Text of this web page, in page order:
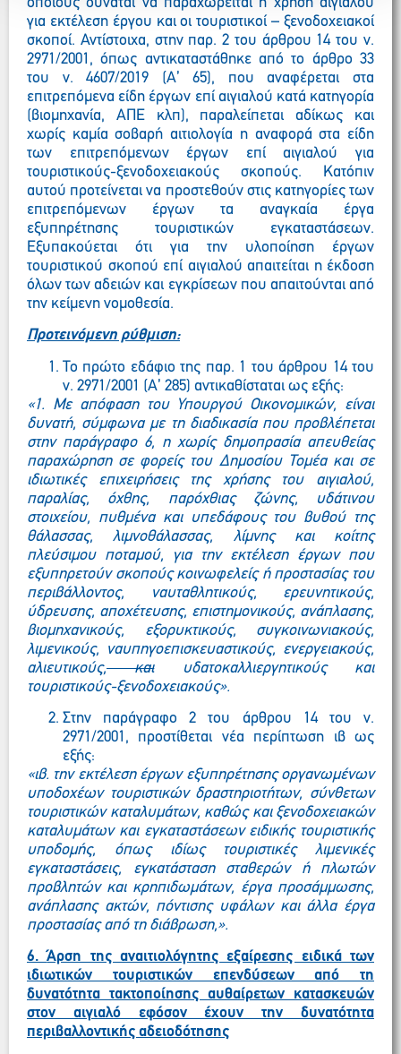
για εκτέλεση έργου και οι τουριστικοί – ξενοδοχειακοί
σκοποί. Αντίστοιχα, στην παρ. 2 του άρθρου 14 του ν.
2971/2001, όπως αντικαταστάθηκε από το άρθρο 33
του ν. 4607/2019 (Α’ 65), που αναφέρεται στα
επιτρεπόμενα είδη έργων επί αιγιαλού κατά κατηγορία
(βιομηχανία, ΑΠΕ κλπ), παραλείπεται αδίκως και
χωρίς καμία σοβαρή αιτιολογία η αναφορά στα είδη
των επιτρεπόμενων έργων επί αιγιαλού για
τουριστικούς-ξενοδοχειακούς σκοπούς. Κατόπιν
αυτού προτείνεται να προστεθούν στις κατηγορίες των
επιτρεπόμενων έργων τα αναγκαία έργα
εξυπηρέτησης τουριστικών εγκαταστάσεων.
Εξυπακούεται ότι για την υλοποίηση έργων
τουριστικού σκοπού επί αιγιαλού απαιτείται η έκδοση
όλων των αδειών και εγκρίσεων που απαιτούνται από
την κείμενη νομοθεσία.
Προτεινόμενη ρύθμιση:
Το πρώτο εδάφιο της παρ. 1 του άρθρου 14 του
ν. 2971/2001 (Α’ 285) αντικαθίσταται ως εξής:
«1. Με απόφαση του Υπουργού Οικονομικών, είναι
δυνατή, σύμφωνα με τη διαδικασία που προβλέπεται
στην παράγραφο 6, η χωρίς δημοπρασία απευθείας
παραχώρηση σε φορείς του Δημοσίου Τομέα και σε
ιδιωτικές επιχειρήσεις της χρήσης του αιγιαλού,
παραλίας, όχθης, παρόχθιας ζώνης, υδάτινου
στοιχείου, πυθμένα και υπεδάφους του βυθού της
θάλασσας, λιμνοθάλασσας, λίμνης και κοίτης
πλεύσιμου ποταμού, για την εκτέλεση έργων που
εξυπηρετούν σκοπούς κοινωφελείς ή προστασίας του
περιβάλλοντος, ναυταθλητικούς, ερευνητικούς,
ύδρευσης, αποχέτευσης, επιστημονικούς, ανάπλασης,
βιομηχανικούς, εξορυκτικούς, συγκοινωνιακούς,
λιμενικούς, ναυπηγοεπισκευαστικούς, ενεργειακούς,
αλιευτικούς,καιυδατοκαλλιεργητικούς και
τουριστικούς-ξενοδοχειακούς».
Στην παράγραφο 2 του άρθρου 14 του ν.
2971/2001, προστίθεται νέα περίπτωση ιβ ως
εξής:
«ιβ. την εκτέλεση έργων εξυπηρέτησης οργανωμένων
υποδοχέων τουριστικών δραστηριοτήτων, σύνθετων
τουριστικών καταλυμάτων, καθώς και ξενοδοχειακών
καταλυμάτων και εγκαταστάσεων ειδικής τουριστικής
υποδομής, όπως ιδίως τουριστικές λιμενικές
εγκαταστάσεις, εγκατάσταση σταθερών ή πλωτών
προβλητών και κρηπιδωμάτων, έργα προσάμμωσης,
ανάπλασης ακτών, πόντισης υφάλων και άλλα έργα
προστασίας από τη διάβρωση,».
6.Άρση της αναιτιολόγητης εξαίρεσης ειδικά των
ιδιωτικών τουριστικών επενδύσεων από τη
δυνατότητα τακτοποίησης αυθαίρετων κατασκευών
στον αιγιαλό εφόσον έχουν την δυνατότητα
περιβαλλοντικής αδειοδότησης